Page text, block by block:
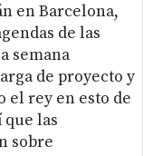
en Barcelona,
de las
semana
de proyecto y
el rey en esto de
que las
sobre